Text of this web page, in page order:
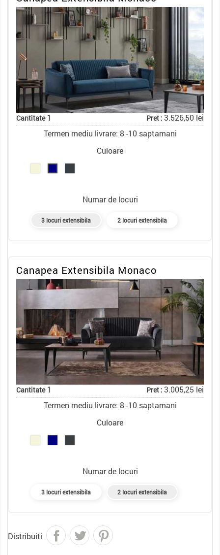
Cantitate1 Pret : 3.526,50 lei
Termen mediu livrare: 8 -10 saptamani
Culoare
Numar de locuri
3 locuri extensibila 2 locuri extensibila
Canapea Extensibila Monaco
Cantitate1 Pret : 3.005,25 lei
Termen mediu livrare: 8 -10 saptamani
Culoare
Numar de locuri
3 locuri extensibila 2 locuri extensibila
Distribuiti